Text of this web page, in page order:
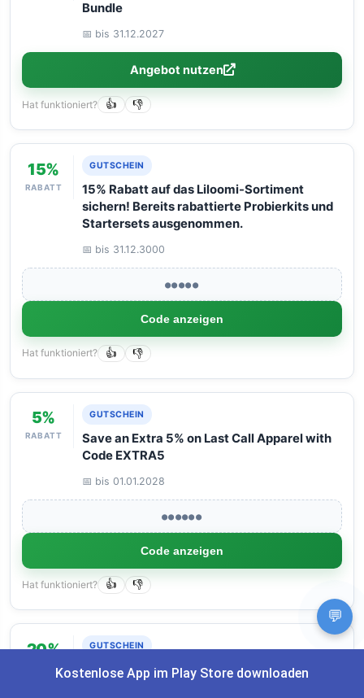
Bundle
📅 bis 31.12.2027
Angebot nutzen
Hat funktioniert? 👍 👎
15%
RABATT
GUTSCHEIN
15% Rabatt auf das Liloomi-Sortiment
sichern! Bereits rabattierte Probierkits und
Startersets ausgenommen.
📅 bis 31.12.3000
●●●●●
Code anzeigen
Hat funktioniert? 👍 👎
5%
RABATT
GUTSCHEIN
Save an Extra 5% on Last Call Apparel with
Code EXTRA5
📅 bis 01.01.2028
●●●●●●
Code anzeigen
Hat funktioniert? 👍 👎
20%
RABATT
GUTSCHEIN
New BYLT Customers Get 20% Off Their
💬
Kostenlose App im Play Store downloaden